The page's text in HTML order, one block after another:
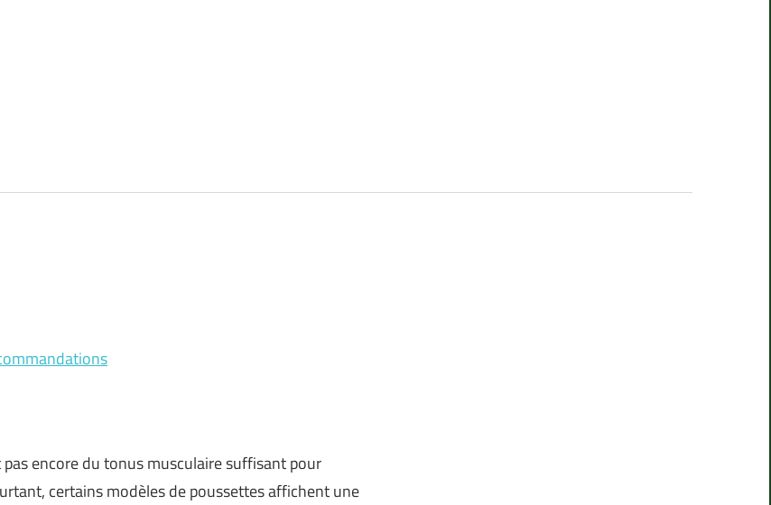
encore du tonus musculaire suffisant pour
certains modèles de poussettes affichent une